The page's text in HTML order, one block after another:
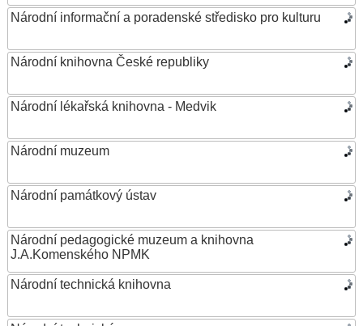
Národní informační a poradenské středisko pro kulturu
Národní knihovna České republiky
Národní lékařská knihovna - Medvik
Národní muzeum
Národní památkový ústav
Národní pedagogické muzeum a knihovna
J.A.Komenského NPMK
Národní technická knihovna